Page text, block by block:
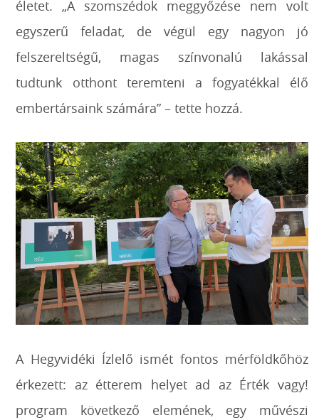
életet. „A szomszédok meggyőzése nem volt
egyszerű feladat, de végül egy nagyon jó
felszereltségű, magas színvonalú lakással
tudtunk otthont teremteni a fogyatékkal élő
embertársaink számára” – tette hozzá.
A Hegyvidéki Ízlelő ismét fontos mérföldkőhöz
érkezett: az étterem helyet ad az Érték vagy!
program következő elemének, egy művészi